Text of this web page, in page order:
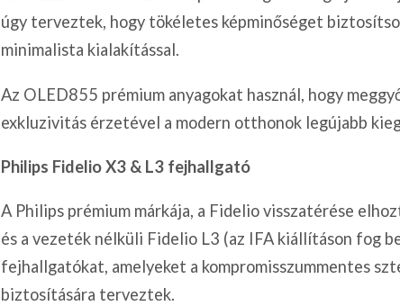
úgy terveztek, hogy tökéletes képminőséget
minimalista kialakítással.
Az OLED855 prémium anyagokat használ, hogy
exkluzivitás érzetével a modern otthonok legújabb
Philips Fidelio X3 & L3 fejhallgató
A Philips prémium márkája, a Fidelio visszatérése
és a vezeték nélküli Fidelio L3 (az IFA kiállításon fog
fejhallgatókat, amelyeket a kompromisszummentes
biztosítására terveztek.